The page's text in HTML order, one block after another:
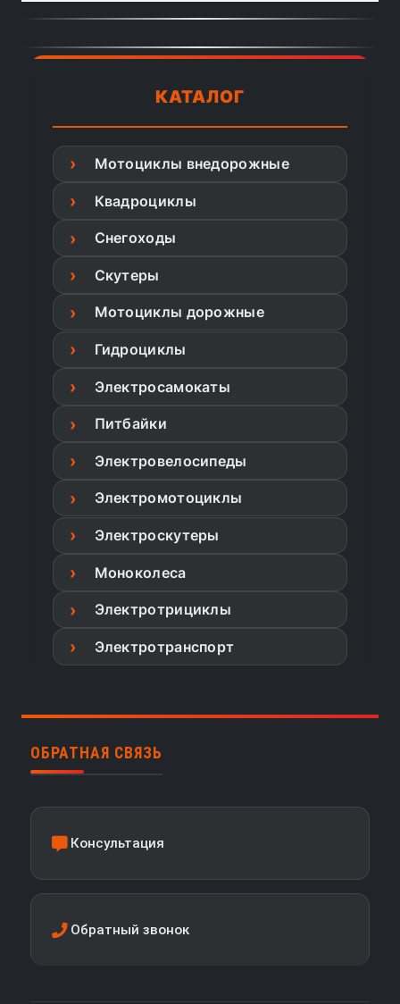
КАТАЛОГ
Мотоциклы внедорожные
Квадроциклы
Снегоходы
Скутеры
Мотоциклы дорожные
Гидроциклы
Электросамокаты
Питбайки
Электровелосипеды
Электромотоциклы
Электроскутеры
Моноколеса
Электротрициклы
Электротранспорт
ОБРАТНАЯ СВЯЗЬ
Консультация
Обратный звонок